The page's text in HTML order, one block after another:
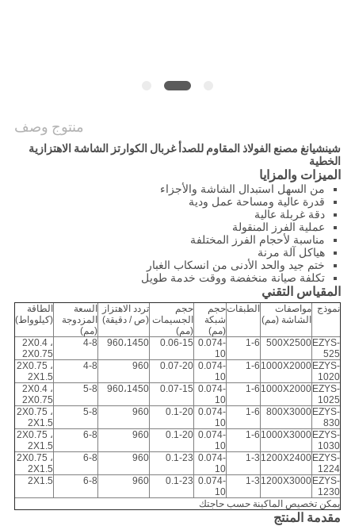
منتوج وصف
شينشيانغ مصنع الفولاذ المقاوم للصدأ غربال الكوارتز الشاشة الاهتزازية
الخطية
الميزات والمزايا
من السهل استبدال الشاشة والأجزاء
قدرة عالية ومساحة عمل ودية
دقة غربلة عالية
عملية الفرز المنقولة
مناسبة لأحجام الفرز المختلفة
هياكل آلة مرنة
ختم جيد والحد الأدنى من انسكاب الغبار
تكلفة صيانة منخفضة ووقت خدمة طويل
المقياس التقني
نموذج مواصفات
الشاشة (مم)
الطبقاتحجم
شبكة
(مم)
حجم
الجسيمات
(مم)
تردد الاهتزاز
(ص / دقيقة)
السعة
المزدوجة
(مم)
الطاقة
(كيلوواط)
EZYS-
525
500X2500
1-6
0.074-
10
0.06-15 960،1450 4-8
2X0.4 ،
2X0.75
EZYS-
1020
1000X2000
1-6
0.074-
10
0.07-20
960
4-8
2X0.75 ،
2X1.5
EZYS-
1025
1000X2000
1-6
0.074-
10
0.07-15 960،1450 5-8
2X0.4 ،
2X0.75
EZYS-
830
800X3000
1-6
0.074-
10
0.1-20
960
5-8
2X0.75 ،
2X1.5
EZYS-
1030
1000X3000
1-6
0.074-
10
0.1-20
960
6-8
2X0.75 ،
2X1.5
EZYS-
1224
1200X2400
1-3
0.074-
10
0.1-23
960
6-8
2X0.75 ،
2X1.5
EZYS-
1230
1200X3000
1-3
0.074-
10
0.1-23
960
6-8
2X1.5
يمكن تخصيص الماكينة حسب حاجتك
مقدمة المنتج